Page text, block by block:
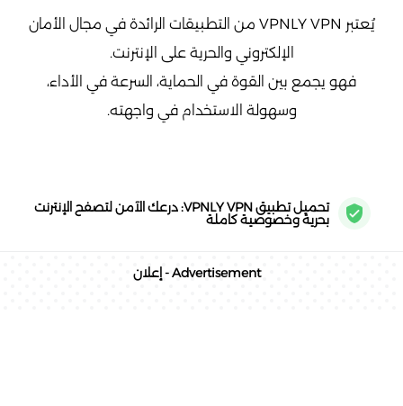
يُعتبر VPNLY VPN من التطبيقات الرائدة في مجال الأمان
الإلكتروني والحرية على الإنترنت.
فهو يجمع بين القوة في الحماية، السرعة في الأداء،
وسهولة الاستخدام في واجهته.
تحميل تطبيق VPNLY VPN: درعك الآمن لتصفح الإنترنت
بحرية وخصوصية كاملة
Advertisement - إعلان